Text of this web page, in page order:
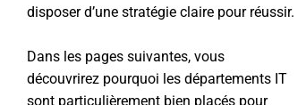
disposer d’une stratégie claire pour réussir.
Dans les pages suivantes, vous
découvrirez pourquoi les départements IT
sont particulièrement bien placés pour